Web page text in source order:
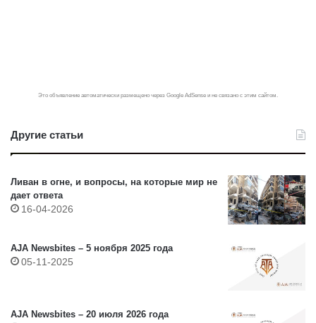
Это объявление автоматически размещено через Google AdSense и не связано с этим сайтом.
Другие статьи
Ливан в огне, и вопросы, на которые мир не
дает ответа
16-04-2026
AJA Newsbites – 5 ноября 2025 года
05-11-2025
AJA Newsbites – 20 июля 2026 года